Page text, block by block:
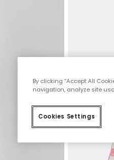
By clicking “Accept All
navigation, analyze site
Cookies Settings